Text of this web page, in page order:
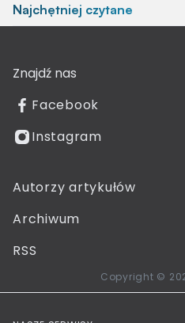
Najchętniej czytane
Znajdź nas
Facebook
Instagram
Autorzy artykułów
Archiwum
RSS
Copyright ©